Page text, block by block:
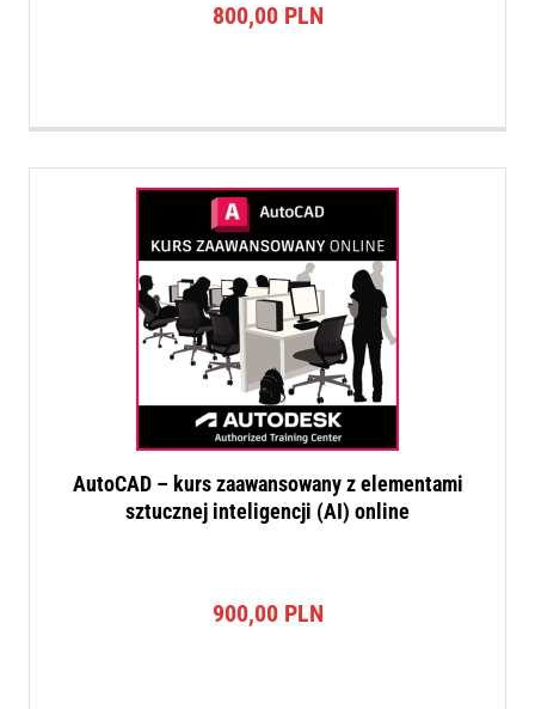
800,00 PLN
AutoCAD – kurs zaawansowany z elementami
sztucznej inteligencji (AI) online
900,00 PLN